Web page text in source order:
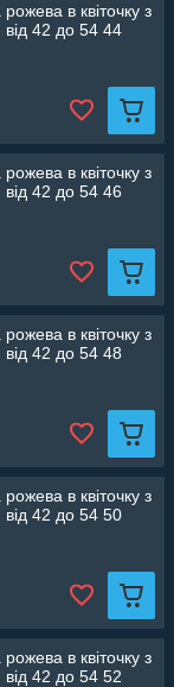
в квіточку з
42 до 54 44
в квіточку з
42 до 54 46
в квіточку з
42 до 54 48
в квіточку з
42 до 54 50
в квіточку з
42 до 54 52